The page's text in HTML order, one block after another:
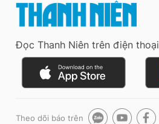
Đọc Thanh Niên trên điện thoại
Theo dõi báo trên